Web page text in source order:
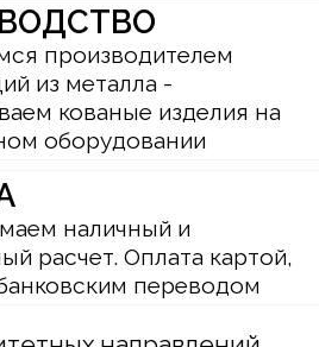
производителем
из металла -
кованые изделия на
оборудовании
наличный и
расчет. Оплата картой,
переводом